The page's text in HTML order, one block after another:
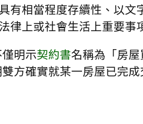
有相當程度存續性、以文
律上或社會生活上重要事
明示契約書名稱為「房
方確實就某一房屋已完